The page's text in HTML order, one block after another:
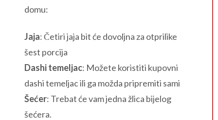
domu:
Jaja: Četiri jaja bit će dovoljna za otprilike
šest porcija
Dashi temeljac: Možete koristiti kupovni
dashi temeljac ili ga možda pripremiti sami
Šećer: Trebat će vam jedna žlica bijelog
šećera.